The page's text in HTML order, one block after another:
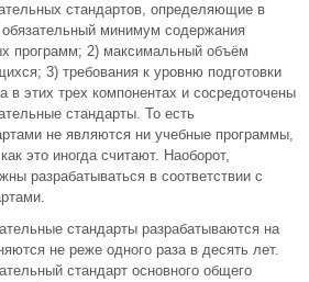
стандартов, определяющие в
минимум содержания
программ; 2) максимальный объём
3) требования к уровню подготовки
в этих трех компонентах и сосредоточены
стандарты. То есть
не являются ни учебные программы,
это иногда считают. Наоборот,
разрабатываться в соответствии с
стандарты разрабатываются на
не реже одного раза в десять лет.
стандарт основного общего